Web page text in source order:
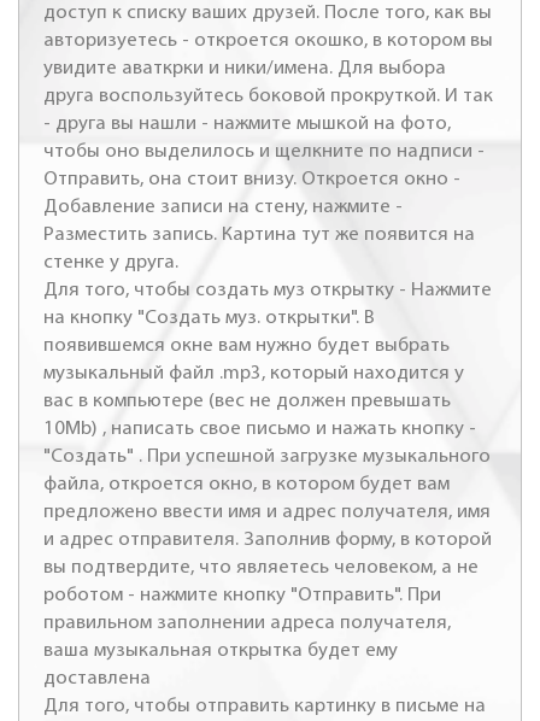
доступ к списку ваших друзей. После того, как вы
авторизуетесь - откроется окошко, в котором вы
увидите аваткрки и ники/имена. Для выбора
друга воспользуйтесь боковой прокруткой. И так
- друга вы нашли - нажмите мышкой на фото,
чтобы оно выделилось и щелкните по надписи -
Отправить, она стоит внизу. Откроется окно -
Добавление записи на стену, нажмите -
Разместить запись. Картина тут же появится на
стенке у друга.
Для того, чтобы создать муз открытку - Нажмите
на кнопку "Создать муз. открытки". В
появившемся окне вам нужно будет выбрать
музыкальный файл .mp3, который находится у
вас в компьютере (вес не должен превышать
10Mb) , написать свое письмо и нажать кнопку -
"Создать" . При успешной загрузке музыкального
файла, откроется окно, в котором будет вам
предложено ввести имя и адрес получателя, имя
и адрес отправителя. Заполнив форму, в которой
вы подтвердите, что являетесь человеком, а не
роботом - нажмите кнопку "Отправить". При
правильном заполнении адреса получателя,
ваша музыкальная открытка будет ему
доставлена
Для того, чтобы отправить картинку в письме на